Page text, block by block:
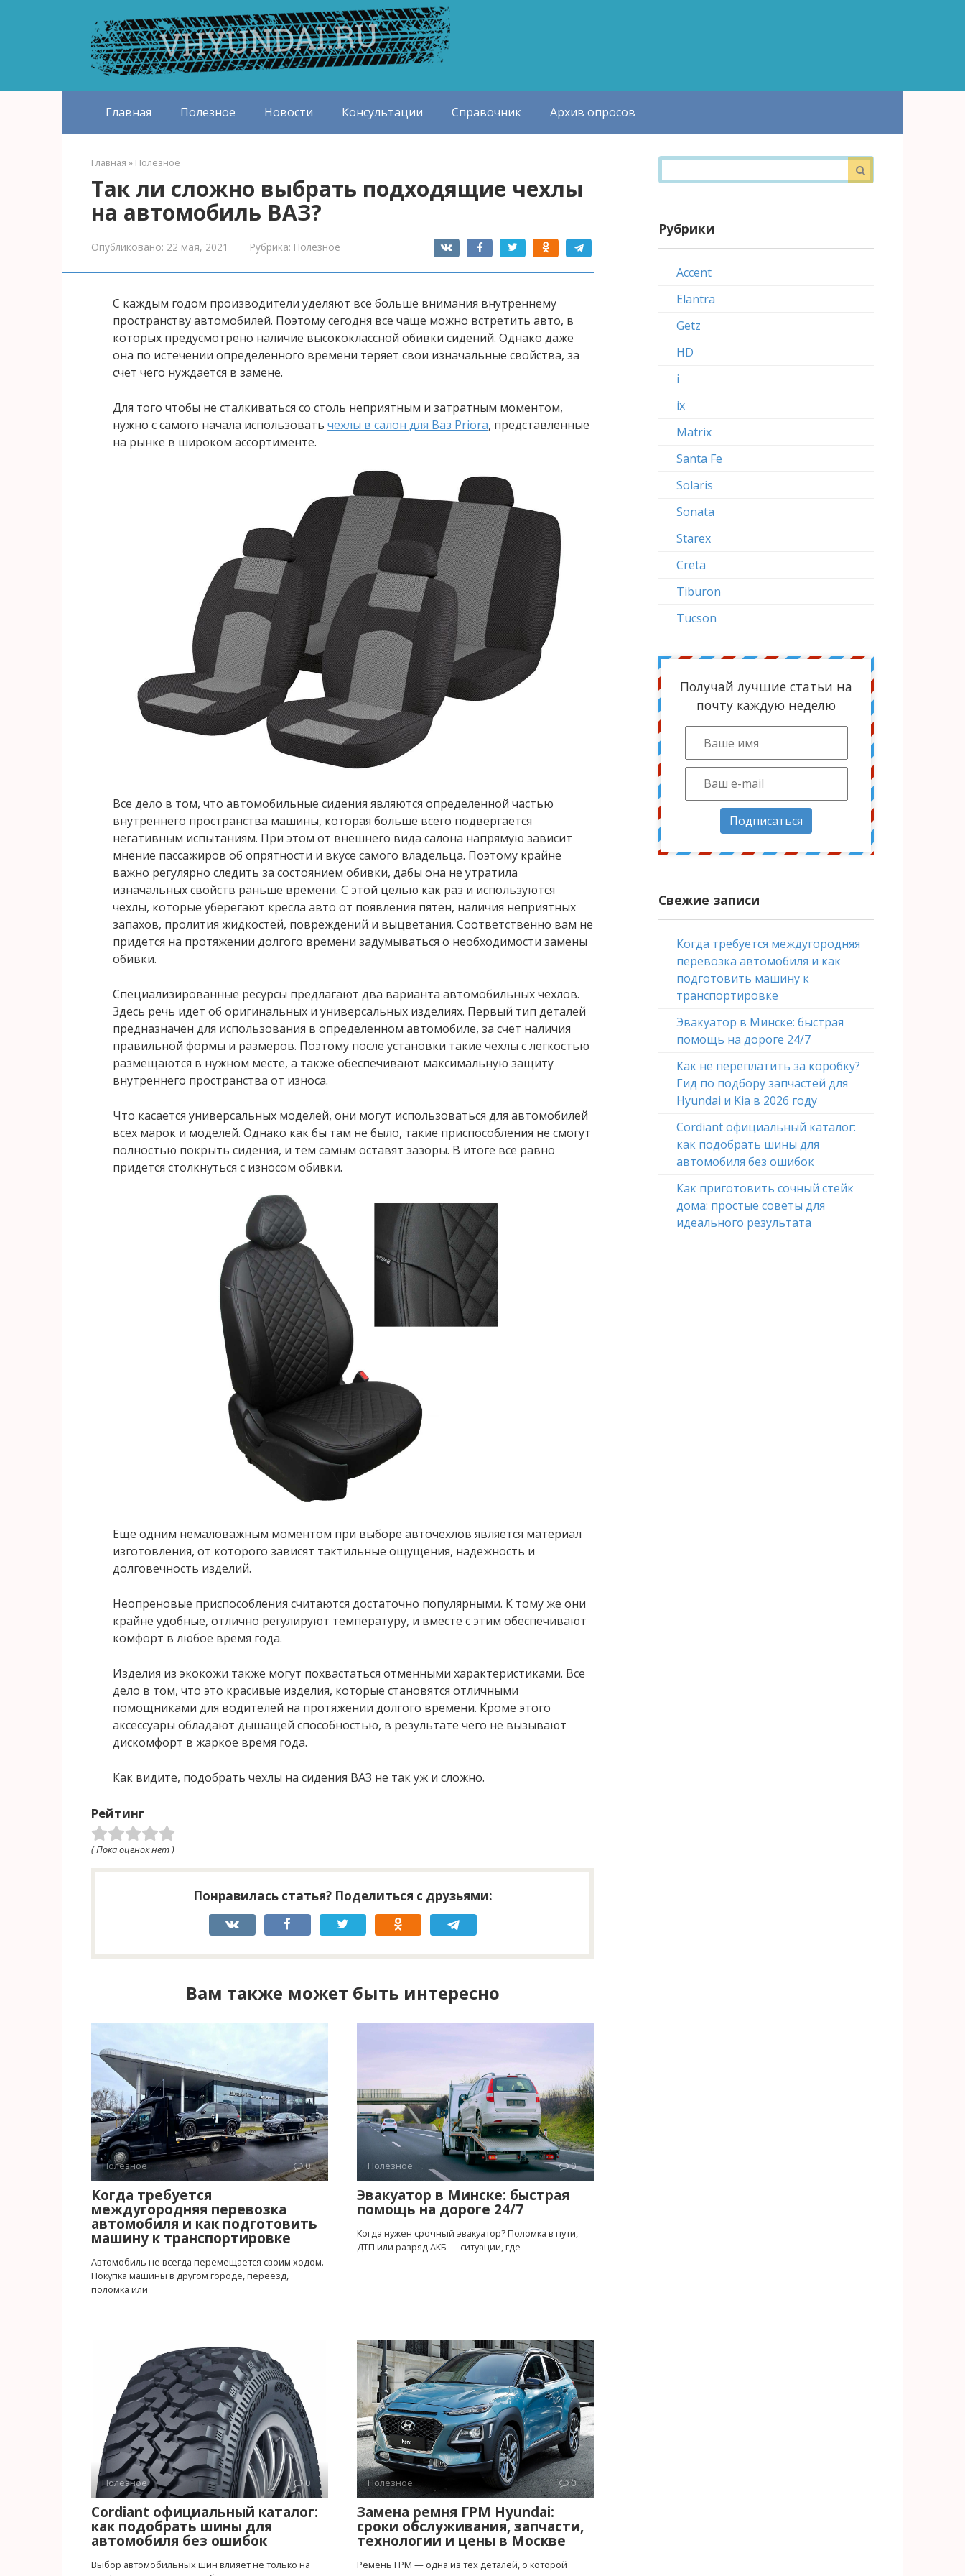
Главная Полезное Новости Консультации Справочник Архив опросов
Главная » Полезное
Так ли сложно выбрать подходящие чехлы
на автомобиль ВАЗ?
Опубликовано: 22 мая, 2021 Рубрика: Полезное
С каждым годом производители уделяют все больше внимания внутреннему
пространству автомобилей. Поэтому сегодня все чаще можно встретить авто, в
которых предусмотрено наличие высококлассной обивки сидений. Однако даже
она по истечении определенного времени теряет свои изначальные свойства, за
счет чего нуждается в замене.
Для того чтобы не сталкиваться со столь неприятным и затратным моментом,
нужно с самого начала использовать чехлы в салон для Ваз Priora, представленные
на рынке в широком ассортименте.
Все дело в том, что автомобильные сидения являются определенной частью
внутреннего пространства машины, которая больше всего подвергается
негативным испытаниям. При этом от внешнего вида салона напрямую зависит
мнение пассажиров об опрятности и вкусе самого владельца. Поэтому крайне
важно регулярно следить за состоянием обивки, дабы она не утратила
изначальных свойств раньше времени. С этой целью как раз и используются
чехлы, которые уберегают кресла авто от появления пятен, наличия неприятных
запахов, пролития жидкостей, повреждений и выцветания. Соответственно вам не
придется на протяжении долгого времени задумываться о необходимости замены
обивки.
Специализированные ресурсы предлагают два варианта автомобильных чехлов.
Здесь речь идет об оригинальных и универсальных изделиях. Первый тип деталей
предназначен для использования в определенном автомобиле, за счет наличия
правильной формы и размеров. Поэтому после установки такие чехлы с легкостью
размещаются в нужном месте, а также обеспечивают максимальную защиту
внутреннего пространства от износа.
Что касается универсальных моделей, они могут использоваться для автомобилей
всех марок и моделей. Однако как бы там не было, такие приспособления не смогут
полностью покрыть сидения, и тем самым оставят зазоры. В итоге все равно
придется столкнуться с износом обивки.
Еще одним немаловажным моментом при выборе авточехлов является материал
изготовления, от которого зависят тактильные ощущения, надежность и
долговечность изделий.
Неопреновые приспособления считаются достаточно популярными. К тому же они
крайне удобные, отлично регулируют температуру, и вместе с этим обеспечивают
комфорт в любое время года.
Изделия из экокожи также могут похвастаться отменными характеристиками. Все
дело в том, что это красивые изделия, которые становятся отличными
помощниками для водителей на протяжении долгого времени. Кроме этого
аксессуары обладают дышащей способностью, в результате чего не вызывают
дискомфорт в жаркое время года.
Как видите, подобрать чехлы на сидения ВАЗ не так уж и сложно.
Рейтинг
( Пока оценок нет )
Понравилась статья? Поделиться с друзьями:
Вам также может быть интересно
Полезное 0
Когда требуется
междугородняя перевозка
автомобиля и как подготовить
машину к транспортировке
Автомобиль не всегда перемещается своим ходом.
Покупка машины в другом городе, переезд,
поломка или
Полезное 0
Эвакуатор в Минске: быстрая
помощь на дороге 24/7
Когда нужен срочный эвакуатор? Поломка в пути,
ДТП или разряд АКБ — ситуации, где
Полезное 0
Cordiant официальный каталог:
как подобрать шины для
автомобиля без ошибок
Выбор автомобильных шин влияет не только на
Полезное 0
Замена ремня ГРМ Hyundai:
сроки обслуживания, запчасти,
технологии и цены в Москве
Ремень ГРМ — одна из тех деталей, о которой
Поиск:
Рубрики
Accent
Elantra
Getz
HD
i
ix
Matrix
Santa Fe
Solaris
Sonata
Starex
Creta
Tiburon
Tucson
Получай лучшие статьи на
почту каждую неделю
Подписаться
Свежие записи
Когда требуется междугородняя
перевозка автомобиля и как
подготовить машину к
транспортировке
Эвакуатор в Минске: быстрая
помощь на дороге 24/7
Как не переплатить за коробку?
Гид по подбору запчастей для
Hyundai и Kia в 2026 году
Cordiant официальный каталог:
как подобрать шины для
автомобиля без ошибок
Как приготовить сочный стейк
дома: простые советы для
идеального результата